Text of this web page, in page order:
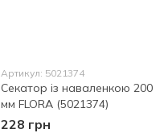
Артикул: 5021374
Секатор із наваленкою 200
мм FLORA (5021374)
228 грн